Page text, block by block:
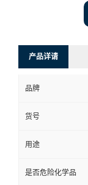
产品详请
品牌
货号
用途
是否危险化学品